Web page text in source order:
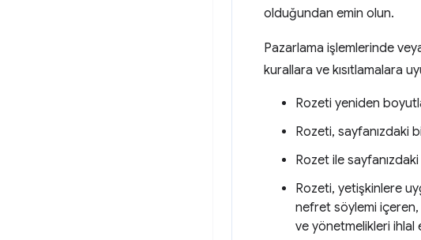
olduğundan emin olun.
Pazarlama işlemlerinde
kurallara ve kısıtlamalara
Rozeti yeniden
Rozeti, sayfanızdaki
Rozet ile
Rozeti, yetişkinlere
nefret söylemi içeren,
ve yönetmelikleri ihlal